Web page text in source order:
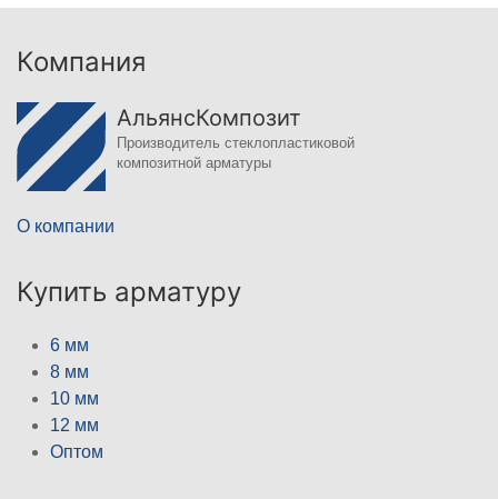
Компания
АльянсКомпозит
Производитель стеклопластиковой
композитной арматуры
О компании
Купить арматуру
6 мм
8 мм
10 мм
12 мм
Оптом